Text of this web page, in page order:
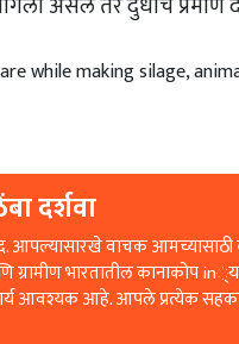
while making silage,
दर्शवा
आपल्यासारखे वाचक आमच्यासाठी
ग्रामीण भारतातील कानाकोप
आवश्यक आहे. आपले प्रत्येक